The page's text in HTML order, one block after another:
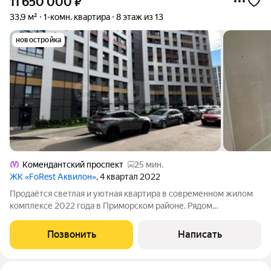
33,9 м² 1-комн. квартира 8 этаж из 13
новостройка
Комендантский проспект
25 мин.
ЖК «FoRest Аквилон», 4 квартал 2022
Продаётся светлая и уютная квартира в современном жилом
комплексе 2022 года в Приморском районе. Рядом
до метро «Комендантский проспект» около 30 минут на
общественном транспорте. В
Позвонить Написать